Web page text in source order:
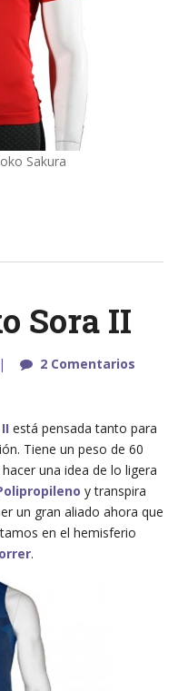
Sakura
Sora II
2 Comentarios
está pensada tanto para
Tiene un peso de 60
una idea de lo ligera
y transpira
un gran aliado ahora que
en el hemisferio
.